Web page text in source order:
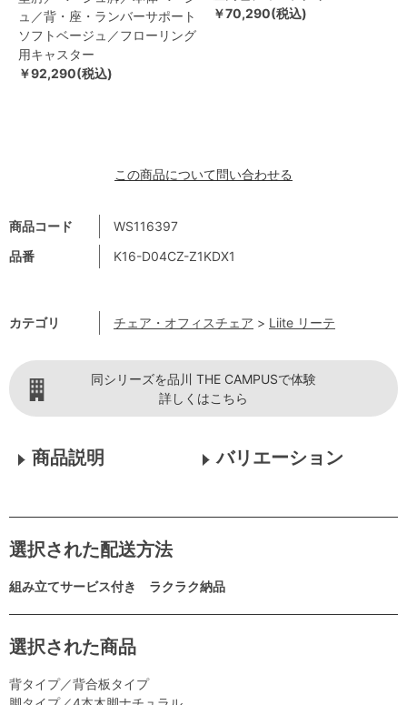
商品コード
WS116397
品番
K16-D04CZ-Z1KDX1
カテゴリ チェア・オフィスチェア > Liite リーテ
ュ／背・座・ランバーサポート
ソフトベージュ／フローリング
用キャスター
￥92,290(税込)
￥70,290(税込)
この商品について問い合わせる
同シリーズを品川 THE CAMPUSで体験
詳しくはこちら
商品説明 バリエーション
選択された配送方法
組み立てサービス付き ラクラク納品
選択された商品
背タイプ／背合板タイプ